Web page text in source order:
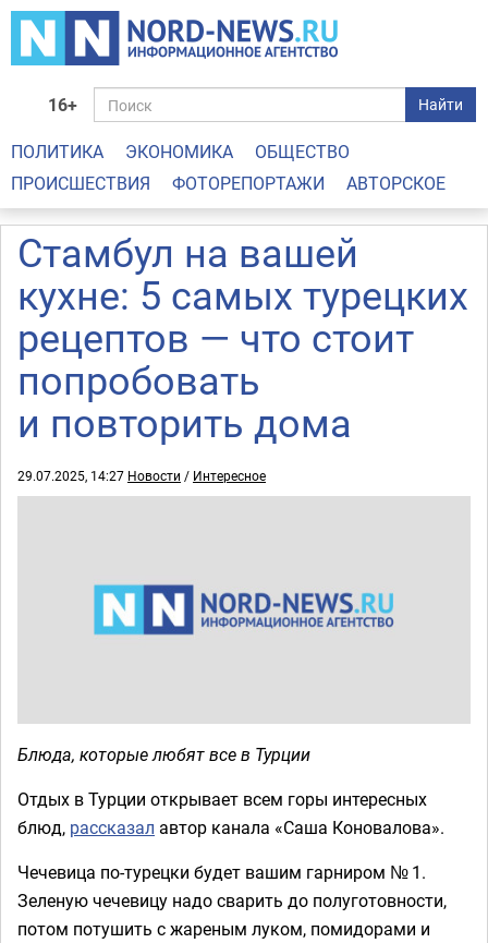
16+ Найти
ПОЛИТИКА ЭКОНОМИКА
ОБЩЕСТВО
ПРОИСШЕСТВИЯ
ФОТОРЕПОРТАЖИ АВТОРСКОЕ
Стамбул на вашей
кухне: 5 самых турецких
рецептов — что стоит
попробовать
и повторить дома
29.07.2025, 14:27 Новости / Интересное
Блюда, которые любят все в Турции
Отдых в Турции открывает всем горы интересных
блюд, рассказал автор канала «Саша Коновалова».
Чечевица по-турецки будет вашим гарниром № 1.
Зеленую чечевицу надо сварить до полуготовности,
потом потушить с жареным луком, помидорами и